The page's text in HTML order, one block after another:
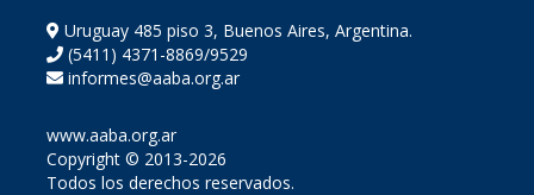
Uruguay 485 piso 3, Buenos Aires, Argentina.
(5411) 4371-8869/9529
informes@aaba.org.ar
www.aaba.org.ar
Copyright © 2013-2026
Todos los derechos reservados.